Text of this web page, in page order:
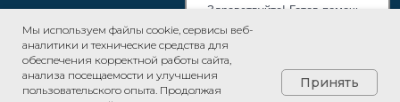
Здравствуйте! Готов помочь
вам. Напишите мне, если у
вас появятся вопросы.
Мы используем файлы cookie, сервисы веб-
аналитики и технические средства для
обеспечения корректной работы сайта,
анализа посещаемости и улучшения
пользовательского опыта. Продолжая
Принять